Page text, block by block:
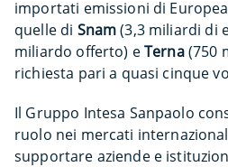
importati emissioni di
quelle di Snam(3,3 miliardi di
miliardo offerto) eTerna(750
richiesta pari a quasi cinque
Il Gruppo Intesa Sanpaolo
ruolo nei mercati
supportare aziende e